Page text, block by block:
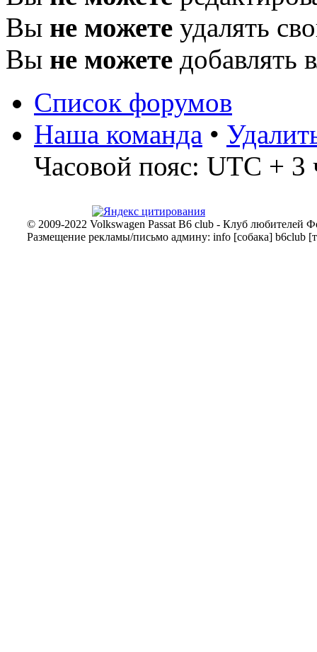
Вы не можете удалять
Вы не можете добавлять
Список форумов
Наша команда •
Часовой пояс: UTC + 3
© 2009-2022 Volkswagen Passat B6 club - Клуб любителей
Размещение рекламы/письмо админу: info [собака] b6club